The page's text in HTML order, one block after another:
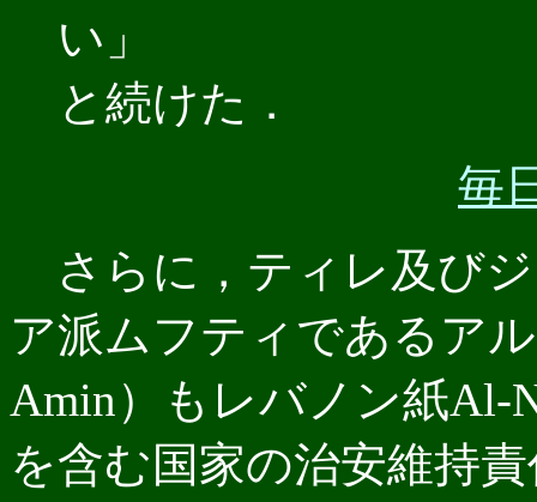
い」
と続けた．
毎
さらに，ティレ及び
ア派ムフティであるア
Amin）もレバノン紙Al-
を含む国家の治安維持